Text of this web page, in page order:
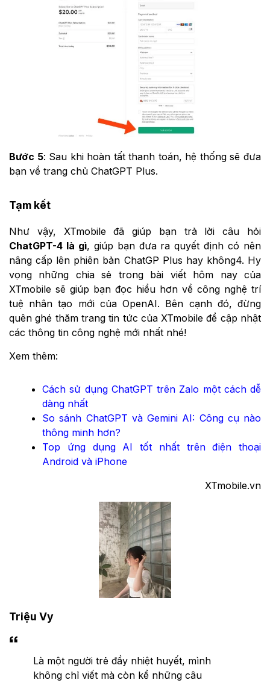
Bước 5: Sau khi hoàn tất thanh toán, hệ thống sẽ đưa
bạn về trang chủ ChatGPT Plus.
Tạm kết
Như vậy, XTmobile đã giúp bạn trả lời câu hỏi
ChatGPT-4 là gì, giúp bạn đưa ra quyết định có nên
nâng cấp lên phiên bản ChatGP Plus hay không4. Hy
vọng những chia sẻ trong bài viết hôm nay của
XTmobile sẽ giúp bạn đọc hiểu hơn về công nghệ trí
tuệ nhân tạo mới của OpenAI. Bên cạnh đó, đừng
quên ghé thăm trang tin tức của XTmobile để cập nhật
các thông tin công nghệ mới nhất nhé!
Xem thêm:
Cách sử dụng ChatGPT trên Zalo một cách dễ
dàng nhất
So sánh ChatGPT và Gemini AI: Công cụ nào
thông minh hơn?
Top ứng dụng AI tốt nhất trên điện thoại
Android và iPhone
XTmobile.vn
Triệu Vy
Là một người trẻ đầy nhiệt huyết, mình
không chỉ viết mà còn kể những câu